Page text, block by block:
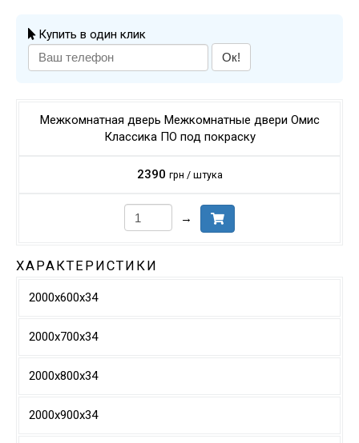
Купить в один клик
Ок!
Межкомнатная дверь Межкомнатные двери Омис
Классика ПО под покраску
2390 грн / штука
→
ХАРАКТЕРИСТИКИ
2000х600х34
2000х700х34
2000х800х34
2000х900х34